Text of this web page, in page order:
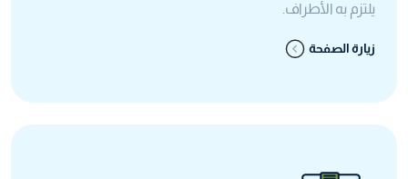
يلتزم به الأطراف.
زيارة الصفحة